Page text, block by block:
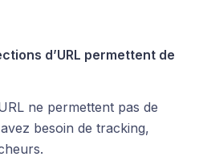
d’URL permettent de
ne permettent pas de
besoin de tracking,